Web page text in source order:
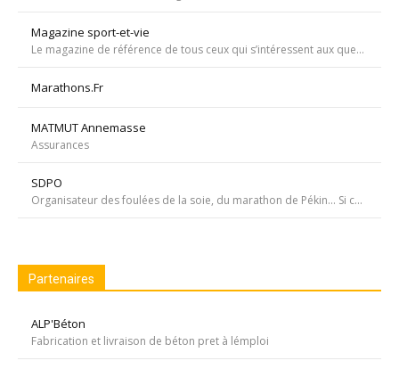
Magazine sport-et-vie
Le magazine de référence de tous ceux qui s’intéressent aux questions d’entraînement, de nutrition, de dopage, de physiologie, de psychologie et de médecine du sport.
Marathons.Fr
MATMUT Annemasse
Assurances
SDPO
Organisateur des foulées de la soie, du marathon de Pékin... Si courir était notre seul but, nous passerions à côté de moments inoubliables ». Depuis 1996 SDPOrganisation, spécialiste de la course aventure à vocation sportive et culturelle
Partenaires
ALP'Béton
Fabrication et livraison de béton pret à lémploi